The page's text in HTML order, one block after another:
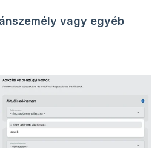
vagy egyéb